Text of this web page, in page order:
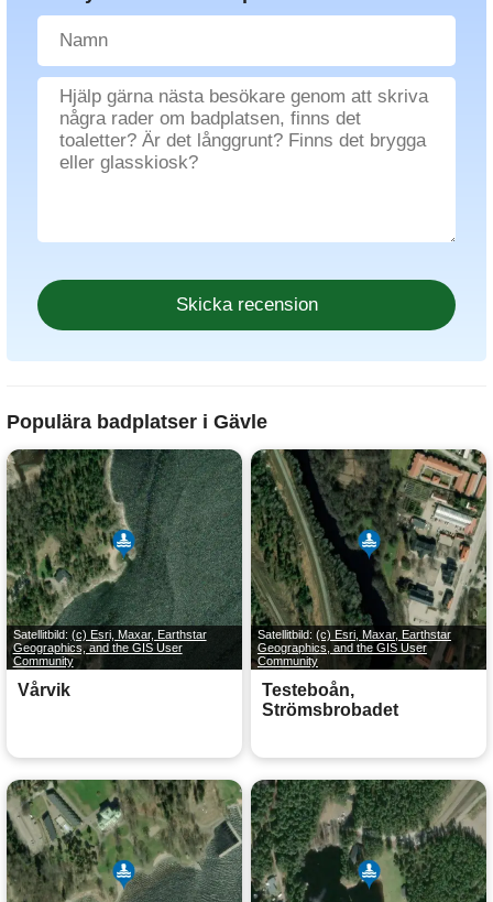
Populära badplatser i Gävle
Satellitbild: (c) Esri, Maxar, Earthstar
Geographics, and the GIS User
Community
Vårvik
Satellitbild: (c) Esri, Maxar, Earthstar
Geographics, and the GIS User
Community
Testeboån,
Strömsbrobadet